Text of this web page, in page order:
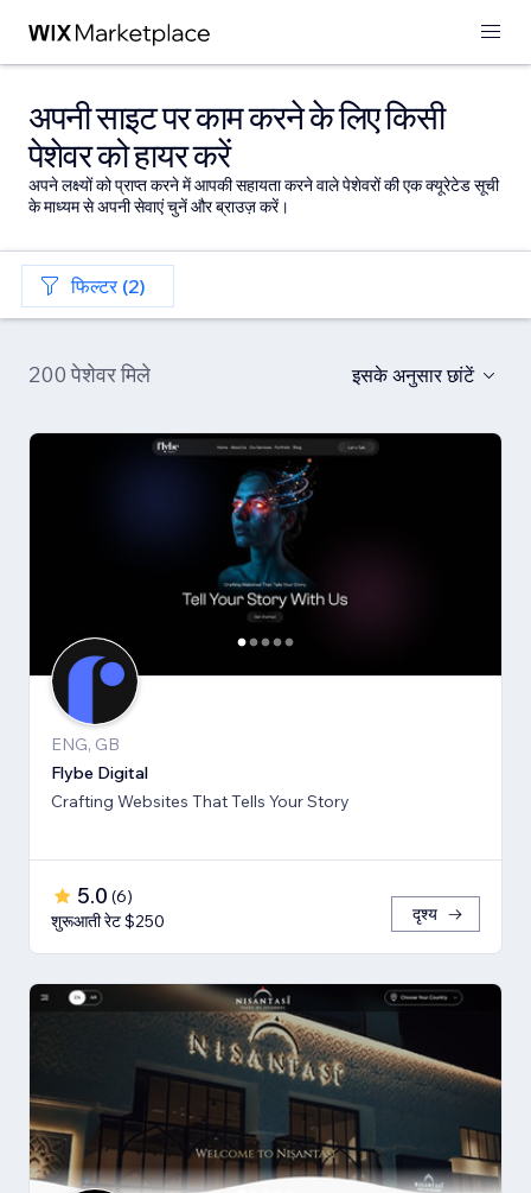
अपनी साइट पर काम करने के लिए किसी
पेशेवर को हायर करें
अपने लक्ष्यों को प्राप्त करने में आपकी सहायता करने वाले पेशेवरों की एक क्यूरेटेड सूची
के माध्यम से अपनी सेवाएं चुनें और ब्राउज़ करें।
फिल्टर (2)
200 पेशेवर मिले इसके अनुसार छांटें
ENG, GB
Flybe Digital
Crafting Websites That Tells Your Story
5.0 (6)
शुरूआती रेट $250
दृश्य